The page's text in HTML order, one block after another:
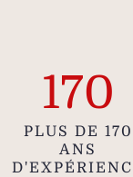
170
PLUS DE 170
ANS